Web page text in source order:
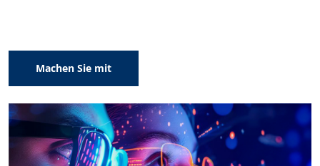
Machen Sie mit